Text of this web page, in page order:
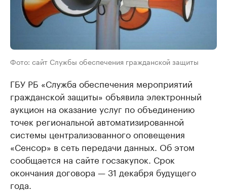
Фото: сайт Службы обеспечения гражданской защиты
ГБУ РБ «Служба обеспечения мероприятий
гражданской защиты» объявила электронный
аукцион на оказание услуг по объединению
точек региональной автоматизированной
системы централизованного оповещения
«Сенсор» в сеть передачи данных. Об этом
сообщается на сайте госзакупок. Срок
окончания договора — 31 декабря будущего
года.